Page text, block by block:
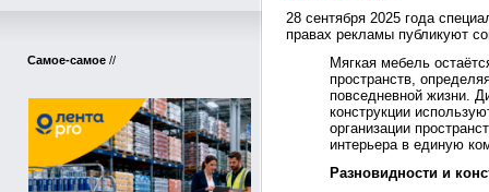
Самое-самое //
28 сентября 2025 года
правах рекламы публикуют
Мягкая мебель
пространств,
повседневной жизни.
конструкции
организации
интерьера в единую
Разновидности и